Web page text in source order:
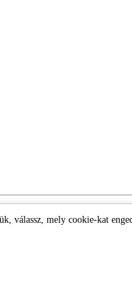
válassz, mely cookie-kat